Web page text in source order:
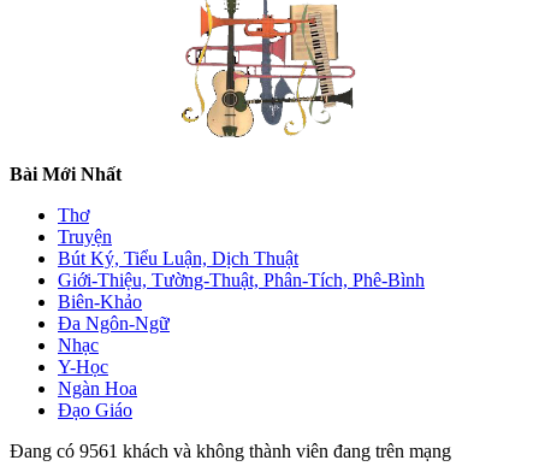
Bài Mới Nhất
Thơ
Truyện
Bút Ký, Tiểu Luận, Dịch Thuật
Giới-Thiệu, Tường-Thuật, Phân-Tích, Phê-Bình
Biên-Khảo
Đa Ngôn-Ngữ
Nhạc
Y-Học
Ngàn Hoa
Đạo Giáo
Đang có 9561 khách và không thành viên đang trên mạng